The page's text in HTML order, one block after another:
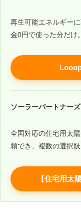
再生可能エネルギー
金0円で使った分だけ。
ソーラーパートナーズ
全国対応の住宅用太
頼でき、複数の選択
【住宅用太